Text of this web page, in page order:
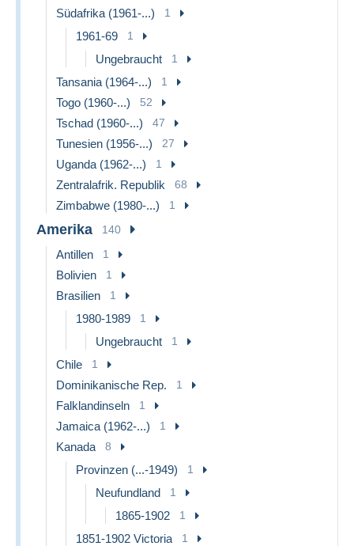
Südafrika (1961-...) 1
1961-69 1
Ungebraucht 1
Tansania (1964-...) 1
Togo (1960-...) 52
Tschad (1960-...) 47
Tunesien (1956-...) 27
Uganda (1962-...) 1
Zentralafrik. Republik 68
Zimbabwe (1980-...) 1
Amerika 140
Antillen 1
Bolivien 1
Brasilien 1
1980-1989 1
Ungebraucht 1
Chile 1
Dominikanische Rep. 1
Falklandinseln 1
Jamaica (1962-...) 1
Kanada 8
Provinzen (...-1949) 1
Neufundland 1
1865-1902 1
1851-1902 Victoria 1